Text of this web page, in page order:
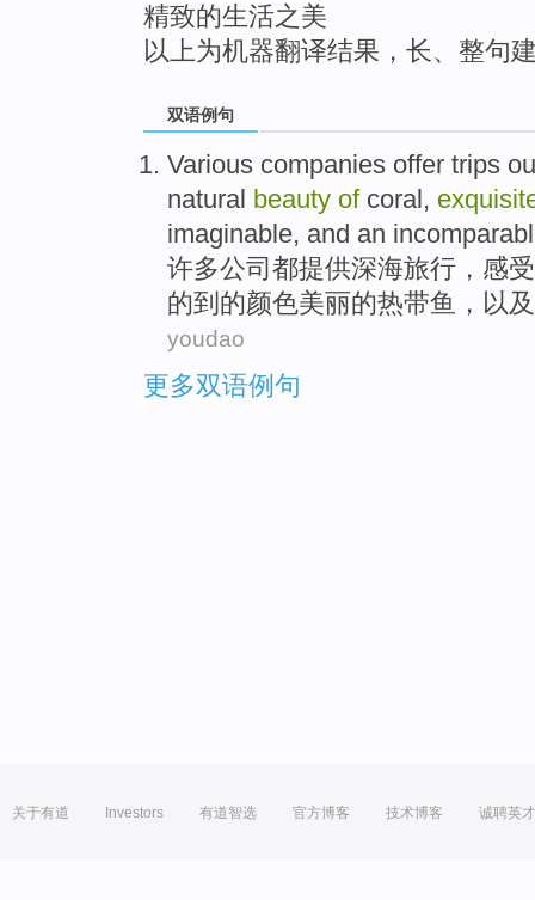
精致的生活之美
以上为机器翻译结果，长、整句
双语例句
Various companies offer trips
natural beauty of coral,
imaginable, and an
许多公司 都提供深海旅行 ， 感受
的到的颜色美丽的热带鱼 ， 以及
youdao
更多双语例句
关于有道 Investors 有道智选 官方博客 技术博客 诚聘英才